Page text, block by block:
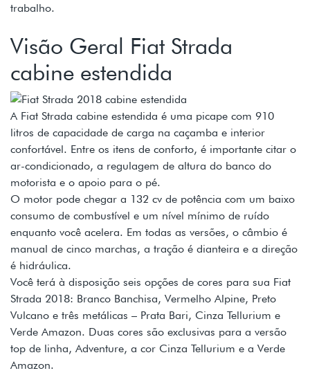
trabalho.
Visão Geral Fiat Strada
cabine estendida
A Fiat Strada cabine estendida é uma picape com 910
litros de capacidade de carga na caçamba e interior
confortável. Entre os itens de conforto, é importante citar o
ar-condicionado, a regulagem de altura do banco do
motorista e o apoio para o pé.
O motor pode chegar a 132 cv de potência com um baixo
consumo de combustível e um nível mínimo de ruído
enquanto você acelera. Em todas as versões, o câmbio é
manual de cinco marchas, a tração é dianteira e a direção
é hidráulica.
Você terá à disposição seis opções de cores para sua Fiat
Strada 2018: Branco Banchisa, Vermelho Alpine, Preto
Vulcano e três metálicas – Prata Bari, Cinza Tellurium e
Verde Amazon. Duas cores são exclusivas para a versão
top de linha, Adventure, a cor Cinza Tellurium e a Verde
Amazon.